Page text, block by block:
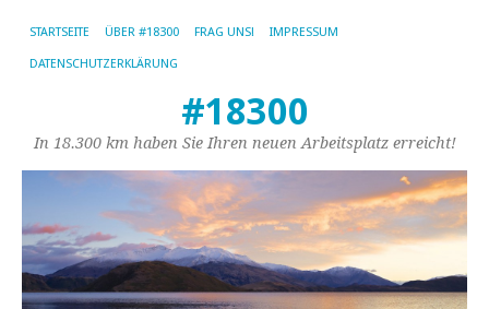
STARTSEITE ÜBER #18300 FRAG UNS! IMPRESSUM
DATENSCHUTZERKLÄRUNG
#18300
In 18.300 km haben Sie Ihren neuen Arbeitsplatz erreicht!